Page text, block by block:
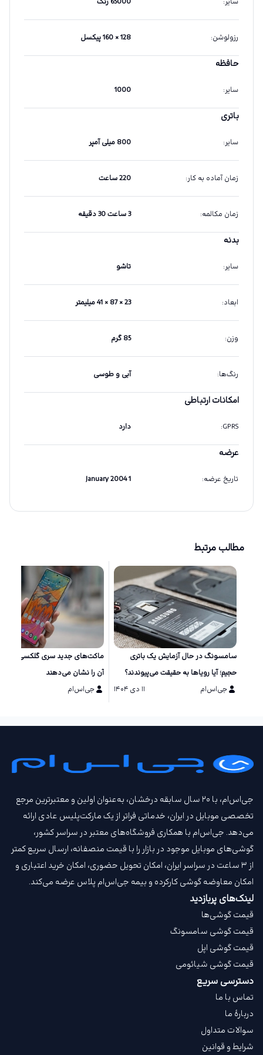
رزولوشن: 128 × 160 پیکسل
حافظه
سایر:
1000
باتری
سایر: 800 میلی آمپر
زمان آماده به کار: 220 ساعت
زمان مکالمه: 3 ساعت 30 دقیقه
بدنه
سایر: تاشو
ابعاد: 23 × 87 × 41 میلیمتر
وزن: 85 گرم
رنگ‌ها: آبی و طوسی
امکانات ارتباطی
GPRS
: دارد
عرضه
تاریخ عرضه:
1 January 2004
مطالب مرتبط
سامسونگ در حال آزمایش یک باتری
حجیم؛ آیا رویاها به حقیقت می‌پیوندند؟
جی‌اس‌ام
۱۱ دی ۱۴۰۴
آن را نشان می‌دهند
جی‌اس‌ام
جی‌اس‌ام، با ۲۰ سال سابقه درخشان، به‌عنوان اولین و معتبرترین مرجع
تخصصی موبایل در ایران، خدماتی فراتر از یک مارکت‌پلیس عادی ارائه
می‌دهد. جی‌اس‌ام با همکاری فروشگاه‌های معتبر در سراسر کشور،
گوشی‌های موبایل موجود در بازار را با قیمت‌ منصفانه، ارسال سریع کمتر
از ۳ ساعت در سراسر ایران، امکان تحویل حضوری، امکان خرید اعتباری و
امکان معاوضه گوشی کارکرده و بیمه جی‌اس‌ام‌ پلاس عرضه می‌کند.
لینک‌های پربازدید
قیمت گوشی‌ها
قیمت گوشی سامسونگ
قیمت گوشی اپل
قیمت گوشی شیائومی
دسترسی سریع
تماس با ما
دربارهٔ ما
سوالات متداول
شرایط و قوانین